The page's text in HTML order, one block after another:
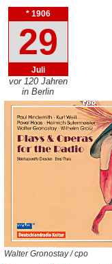
* 1906
29
Juli
vor 120 Jahren
in Berlin
Walter Gronostay / cpo